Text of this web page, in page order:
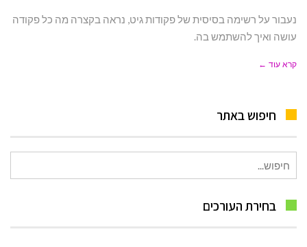
נעבור על רשימה בסיסית של פקודות גיט, נראה בקצרה מה כל פקודה
עושה ואיך להשתמש בה.
קרא עוד ←
חיפוש באתר
עבור:
בחירת העורכים